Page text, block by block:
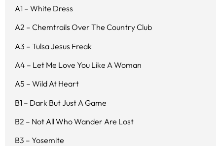
A1 – White Dress
A2 – Chemtrails Over The Country Club
A3 – Tulsa Jesus Freak
A4 – Let Me Love You Like A Woman
A5 – Wild At Heart
B1 – Dark But Just A Game
B2 – Not All Who Wander Are Lost
B3 – Yosemite